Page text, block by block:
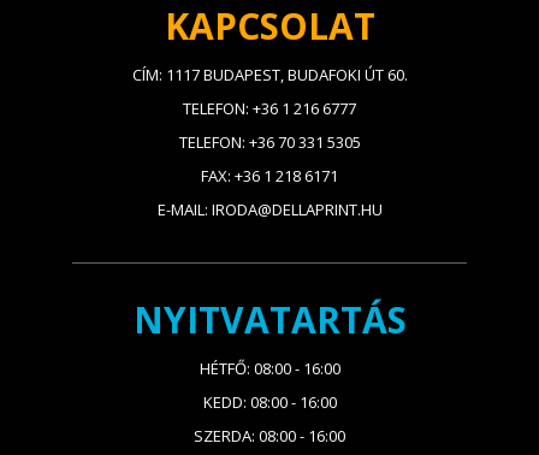
KAPCSOLAT
CÍM: 1117 BUDAPEST, BUDAFOKI ÚT 60.
TELEFON: +36 1 216 6777
TELEFON: +36 70 331 5305
FAX: +36 1 218 6171
E-MAIL: IRODA@DELLAPRINT.HU
NYITVATARTÁS
HÉTFŐ: 08:00 - 16:00
KEDD: 08:00 - 16:00
SZERDA: 08:00 - 16:00